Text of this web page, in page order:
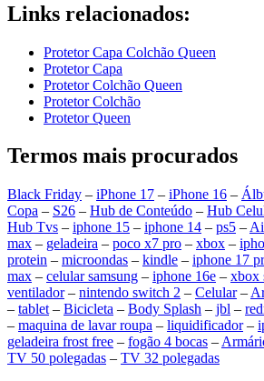
Links relacionados:
Protetor Capa Colchão Queen
Protetor Capa
Protetor Colchão Queen
Protetor Colchão
Protetor Queen
Termos mais procurados
Black Friday – iPhone 17 – iPhone 16 –
Copa – S26 – Hub de Conteúdo – Hub
Hub Tvs – iphone 15 – iphone 14 – ps5 –
max – geladeira – poco x7 pro – xbox –
protein – microondas – kindle – iphone 17
max – celular samsung – iphone 16e – xbox
ventilador– nintendo switch 2 – Celular–
– tablet – Bicicleta – Body Splash – jbl –
– maquina de lavar roupa – liquidificador–
geladeira frost free – fogão 4 bocas –
TV 50 polegadas – TV 32 polegadas